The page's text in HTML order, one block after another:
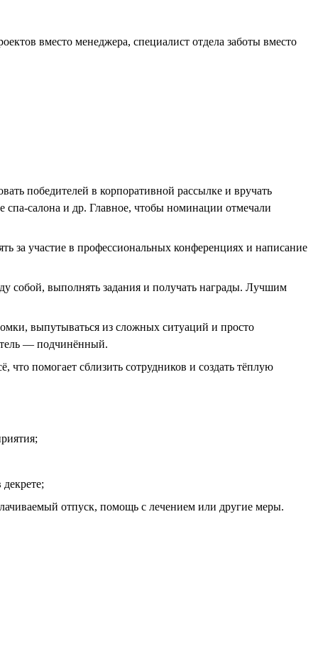
вместо менеджера, специалист отдела заботы вместо
победителей в корпоративной рассылке и вручать
спа-салона и др. Главное, чтобы номинации отмечали
за участие в профессиональных конференциях и написание
собой, выполнять задания и получать награды. Лучшим
выпутываться из сложных ситуаций и просто
— подчинённый.
помогает сблизить сотрудников и создать тёплую
отпуск, помощь с лечением или другие меры.